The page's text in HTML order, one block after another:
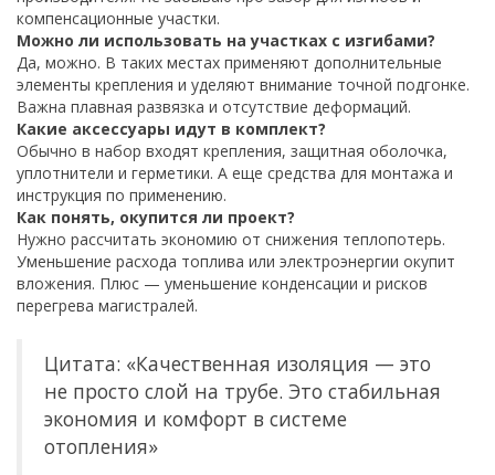
компенсационные участки.
Можно ли использовать на участках с изгибами?
Да, можно. В таких местах применяют дополнительные
элементы крепления и уделяют внимание точной подгонке.
Важна плавная развязка и отсутствие деформаций.
Какие аксессуары идут в комплект?
Обычно в набор входят крепления, защитная оболочка,
уплотнители и герметики. А еще средства для монтажа и
инструкция по применению.
Как понять, окупится ли проект?
Нужно рассчитать экономию от снижения теплопотерь.
Уменьшение расхода топлива или электроэнергии окупит
вложения. Плюс — уменьшение конденсации и рисков
перегрева магистралей.
Цитата: «Качественная изоляция — это
не просто слой на трубе. Это стабильная
экономия и комфорт в системе
отопления»